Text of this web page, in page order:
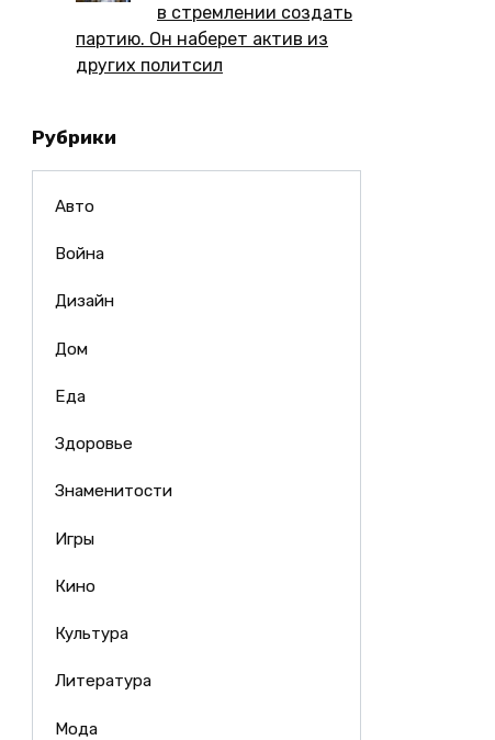
в стремлении создать
партию. Он наберет актив из
других политсил
Рубрики
Авто
Война
Дизайн
Дом
Еда
Здоровье
Знаменитости
Игры
Кино
Культура
Литература
Мода